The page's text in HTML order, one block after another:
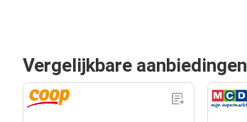
Vergelijkbare aanbiedingen